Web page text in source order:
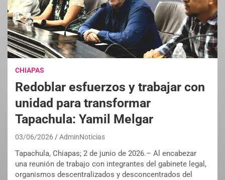
CHIAPAS
Redoblar esfuerzos y trabajar con
unidad para transformar
Tapachula: Yamil Melgar
03/06/2026 AdminNoticias
Tapachula, Chiapas; 2 de junio de 2026.– Al encabezar
una reunión de trabajo con integrantes del gabinete legal,
organismos descentralizados y desconcentrados del